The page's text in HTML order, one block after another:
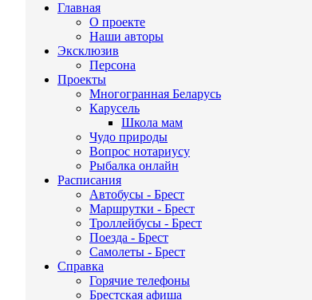
Главная
О проекте
Наши авторы
Эксклюзив
Персона
Проекты
Многогранная Беларусь
Карусель
Школа мам
Чудо природы
Вопрос нотариусу
Рыбалка онлайн
Расписания
Автобусы - Брест
Маршрутки - Брест
Троллейбусы - Брест
Поезда - Брест
Самолеты - Брест
Справка
Горячие телефоны
Брестская афиша